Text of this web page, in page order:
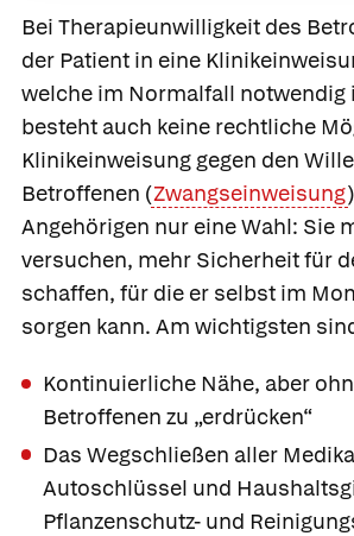
Bei Therapieunwilligkeit des
der Patient in eine
welche im Normalfall notwendig
besteht auch keine rechtliche
Klinikeinweisung gegen den
Betroffenen (Zwangseinweisung
Angehörigen nur eine Wahl: Sie
versuchen, mehr Sicherheit für
schaffen, für die er selbst im
sorgen kann. Am wichtigsten
Kontinuierliche Nähe, aber
Betroffenen zu „erdrücken“
Das Wegschließen aller
Autoschlüssel und
Pflanzenschutz- und